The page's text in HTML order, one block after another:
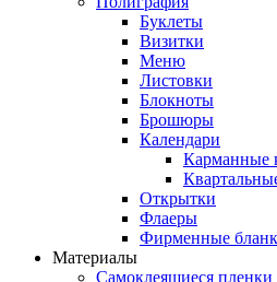
Буклеты
Визитки
Меню
Листовки
Блокноты
Брошюры
Календари
Карманные
Открытки
Флаеры
Фирменные
Материалы
Самоклеящиеся пленки